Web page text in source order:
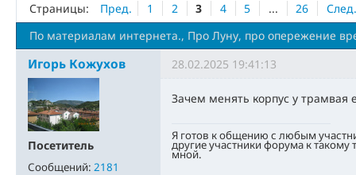
Страницы: Пред. 1 2 3 4 5 ... 26
След.
По материалам интернета., Про Луну, про опережение
Игорь Кожухов
Посетитель
Сообщений: 2181
28.02.2025 19:41:13
Зачем менять корпус у трамвая
Я готов к общению с любым
другие участники форума к
мной.